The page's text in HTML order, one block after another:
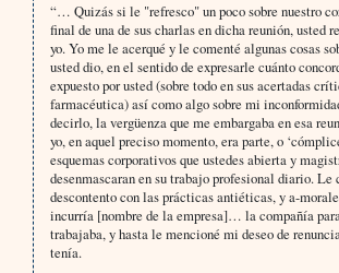
“… Quizás si le "refresco" un poco sobre nuestro
final de una de sus charlas en dicha reunión, usted
yo. Yo me le acerqué y le comenté algunas cosas
usted dio, en el sentido de expresarle cuánto
expuesto por usted (sobre todo en sus acertadas
farmacéutica) así como algo sobre mi
decirlo, la vergüenza que me embargaba en esa
yo, en aquel preciso momento, era parte, o
esquemas corporativos que ustedes abierta y
desenmascaran en su trabajo profesional diario. Le
descontento con las prácticas antiéticas, y a-
incurría [nombre de la empresa]… la compañía
trabajaba, y hasta le mencioné mi deseo de
tenía.